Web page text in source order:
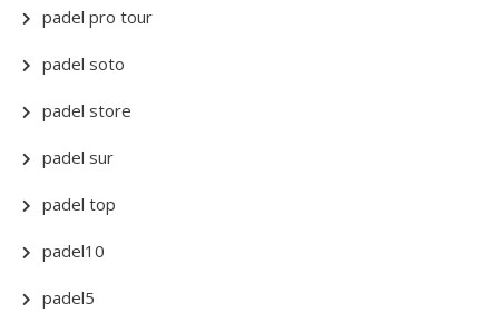
padel pro tour
padel soto
padel store
padel sur
padel top
padel10
padel5